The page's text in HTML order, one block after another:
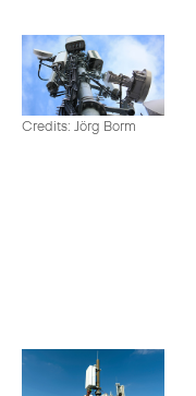
Credits: Jörg Borm